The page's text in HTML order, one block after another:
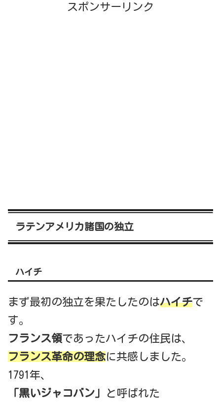
スポンサーリンク
ラテンアメリカ諸国の独立
ハイチ
まず最初の独立を果たしたのはハイチで
す。
フランス領であったハイチの住民は、
フランス革命の理念に共感しました。
1791年、
「黒いジャコバン」
と呼ばれた